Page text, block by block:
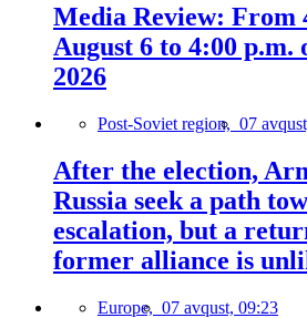
Media Review: From
August 6 to 4:00 p.m.
2026
Post-Soviet region, 07
After the election,
Russia seek a path
escalation, but a
former alliance is
Europe, 07 avqust, 09:23